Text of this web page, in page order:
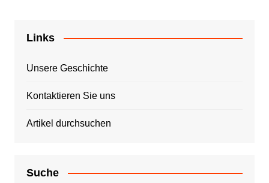
Links
Unsere Geschichte
Kontaktieren Sie uns
Artikel durchsuchen
Suche